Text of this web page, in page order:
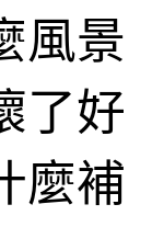
風景
了好
麼補